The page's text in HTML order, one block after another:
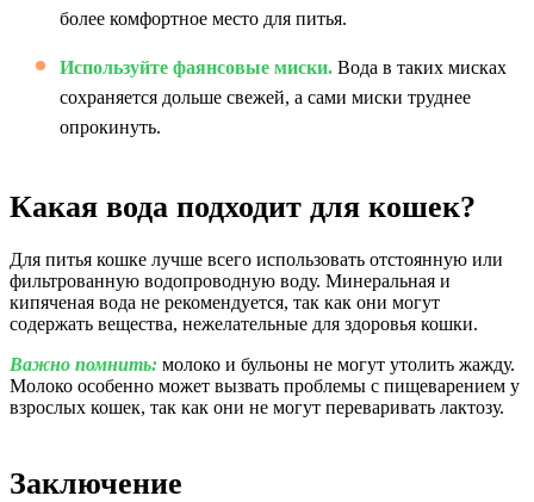
более комфортное место для питья.
Используйте фаянсовые миски. Вода в таких мисках
сохраняется дольше свежей, а сами миски труднее
опрокинуть.
Какая вода подходит для кошек?
Для питья кошке лучше всего использовать отстоянную или
фильтрованную водопроводную воду. Минеральная и
кипяченая вода не рекомендуется, так как они могут
содержать вещества, нежелательные для здоровья кошки.
Важно помнить: молоко и бульоны не могут утолить жажду.
Молоко особенно может вызвать проблемы с пищеварением у
взрослых кошек, так как они не могут переваривать лактозу.
Заключение